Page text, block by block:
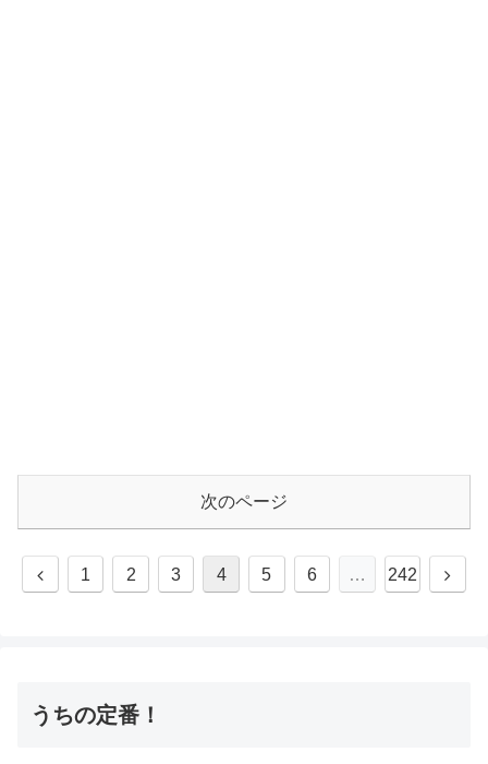
次のページ
1 2 3 4 5 6 … 242
うちの定番！